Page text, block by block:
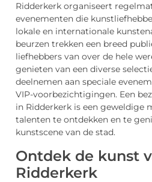
Ridderkerk organiseert
evenementen die
lokale en internationale
beurzen trekken een breed
liefhebbers van over de hele
genieten van een diverse
deelnemen aan speciale
VIP-voorbezichtigingen. Een
in Ridderkerk is een geweldige
talenten te ontdekken en te
kunstscene van de stad.
Ontdek de kunst
Ridderkerk